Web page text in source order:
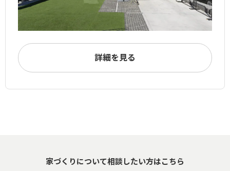
詳細を見る
家づくりについて相談したい方はこちら